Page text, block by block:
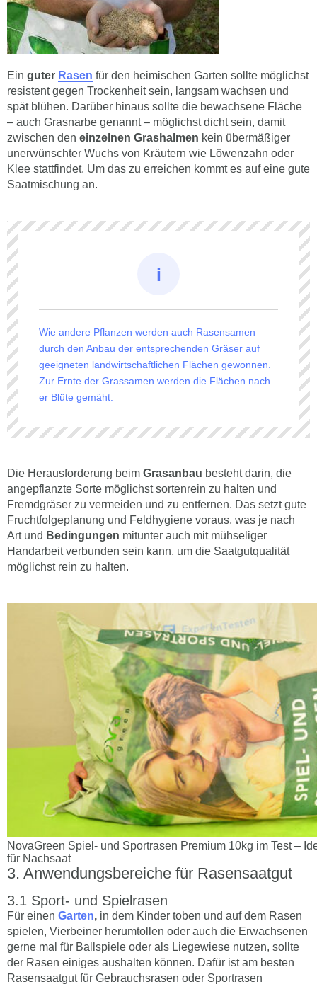
Ein guter Rasen für den heimischen Garten sollte möglichst
resistent gegen Trockenheit sein, langsam wachsen und
spät blühen. Darüber hinaus sollte die bewachsene Fläche
– auch Grasnarbe genannt – möglichst dicht sein, damit
zwischen den einzelnen Grashalmen kein übermäßiger
unerwünschter Wuchs von Kräutern wie Löwenzahn oder
Klee stattfindet. Um das zu erreichen kommt es auf eine gute
Saatmischung an.
Wie andere Pflanzen werden auch Rasensamen
durch den Anbau der entsprechenden Gräser auf
geeigneten landwirtschaftlichen Flächen gewonnen.
Zur Ernte der Grassamen werden die Flächen nach
er Blüte gemäht.
Die Herausforderung beim Grasanbau besteht darin, die
angepflanzte Sorte möglichst sortenrein zu halten und
Fremdgräser zu vermeiden und zu entfernen. Das setzt gute
Fruchtfolgeplanung und Feldhygiene voraus, was je nach
Art und Bedingungen mitunter auch mit mühseliger
Handarbeit verbunden sein kann, um die Saatgutqualität
möglichst rein zu halten.
NovaGreen Spiel- und Sportrasen Premium 10kg im Test –
für Nachsaat
Anwendungsbereiche für Rasensaatgut
Sport- und Spielrasen
Für einen Garten, in dem Kinder toben und auf dem Rasen
spielen, Vierbeiner herumtollen oder auch die Erwachsenen
gerne mal für Ballspiele oder als Liegewiese nutzen, sollte
der Rasen einiges aushalten können. Dafür ist am besten
Rasensaatgut für Gebrauchsrasen oder Sportrasen